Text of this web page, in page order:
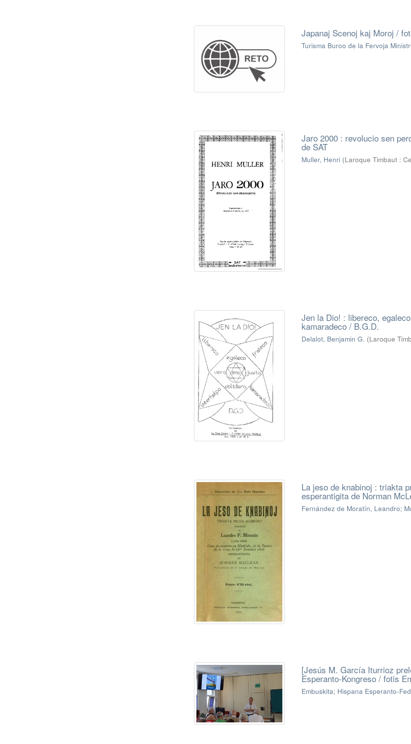
Japanaj Scenoj kaj Moroj /
Turisma Buroo de la Fervoja
Jaro 2000 : revolucio sen
de SAT
Muller, Henri (Laroque Timbaut :
Jen la Dio! : libereco,
kamaradeco / B.G.D.
Delalot, Benjamin G. (Laroque
La jeso de knabinoj : triakta
esperantigita de Norman
Fernández de Moratín, Leandro;
[Jesús M. García Iturrioz
Esperanto-Kongreso / fotis
Embuskita; Hispana Esperanto-